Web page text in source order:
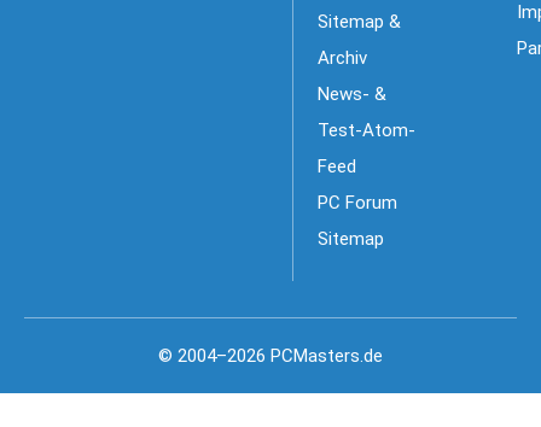
Sitemap &
Archiv
News- &
Test-Atom-
Feed
PC Forum
Sitemap
© 2004–2026 PCMasters.de